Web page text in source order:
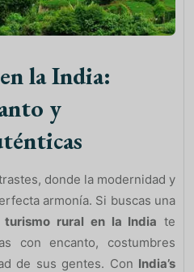
la India:
y
donde la modernidad y
armonía. Si buscas una
turismo rural en la India te
con encanto, costumbres
de sus gentes. Con India’s